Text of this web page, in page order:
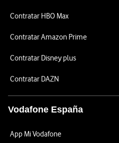
Contratar HBO Max
Contratar Amazon Prime
Contratar Disney plus
Contratar DAZN
Vodafone España
App Mi Vodafone